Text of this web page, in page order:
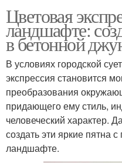
Цветовая
ландшафте:
в бетонной
В условиях городской
экспрессия становится
преобразования
придающего ему стиль,
человеческий характер.
создать эти яркие пятна
ландшафте.